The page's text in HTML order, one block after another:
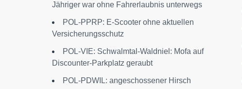
Jähriger war ohne Fahrerlaubnis unterwegs
POL-PPRP: E-Scooter ohne aktuellen
Versicherungsschutz
POL-VIE: Schwalmtal-Waldniel: Mofa auf
Discounter-Parkplatz geraubt
POL-PDWIL: angeschossener Hirsch